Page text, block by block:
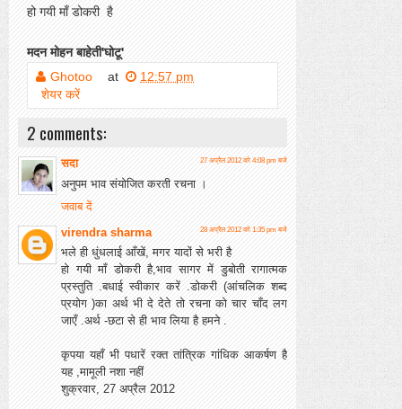
हो गयी माँ डोकरी है
मदन मोहन बाहेती'घोटू'
Ghotoo
at
12:57 pm
शेयर करें
2 comments:
सदा 27 अप्रैल 2012 को 4:08 pm बजे
अनुपम भाव संयोजित करती रचना ।
जवाब दें
virendra sharma
28 अप्रैल 2012 को 1:35 pm बजे
भले ही धुंधलाई आँखें, मगर यादों से भरी है
हो गयी माँ डोकरी है,भाव सागर में डुबोती रागात्मक
प्रस्तुति .बधाई स्वीकार करें .डोकरी (आंचलिक शब्द
प्रयोग )का अर्थ भी दे देते तो रचना को चार चाँद लग
जाएँ .अर्थ -छटा से ही भाव लिया है हमने .
कृपया यहाँ भी पधारें रक्त तांत्रिक गांधिक आकर्षण है
यह ,मामूली नशा नहीं
शुक्रवार, 27 अप्रैल 2012